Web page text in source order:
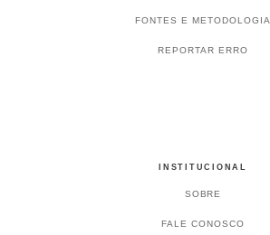
FONTES E METODOLOGIA
REPORTAR ERRO
INSTITUCIONAL
SOBRE
FALE CONOSCO